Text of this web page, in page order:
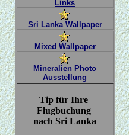
Links
Sri Lanka Wallpaper
Mixed Wallpaper
Mineralien Photo
Ausstellung
Tip für Ihre
Flugbuchung
nach Sri Lanka